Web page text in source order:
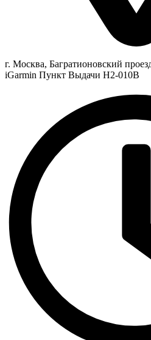
г. Москва, Багратионовский
iGarmin Пункт Выдачи Н2-010В